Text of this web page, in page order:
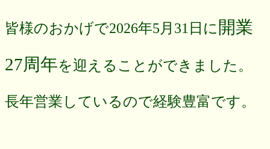
皆様のおかげで2026年5月31日に 開業
27周年を迎えることができました。
長年営業しているので経験豊富です。